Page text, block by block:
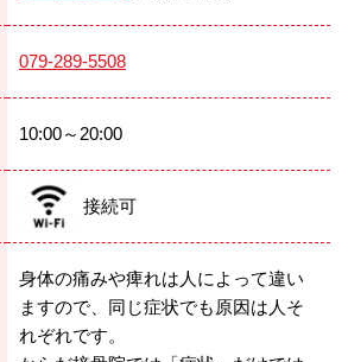
079-289-5508
10:00～20:00
接続可
身体の痛みや痺れは人によって違い
ますので、同じ症状でも原因は人そ
れぞれです。